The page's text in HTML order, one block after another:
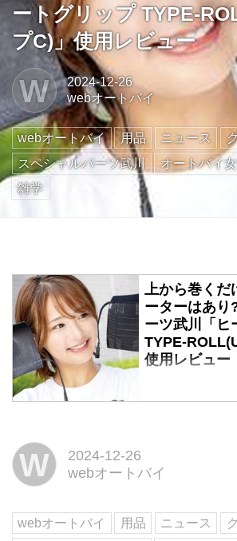
ートグリップ TYPE-
プC)」使用レビュー
W
2024-12-26
webオートバイ
webオートバイ 用品 ニュース
スペシャルパーツ武川
オートバイ
雑学
上から巻くだ
ーターはあり
ーツ武川「ヒ
TYPE-
使用レビュー
グリップヒー
電装系の知識
イルバッテリー
長だ。今回は
の製品を紹介
W
2024-12-26
webオートバイ
webオートバイ 用品 ニュース